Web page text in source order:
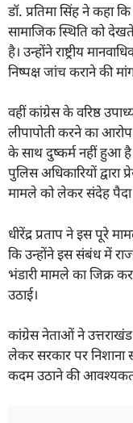
डॉ. प्रतिमा सिंह ने कहा
सामाजिक स्थिति को
है। उन्होंने राष्ट्रीय
निष्पक्ष जांच कराने की
वहीं कांग्रेस के वरिष्ठ
लीपापोती करने का आरोप
के साथ दुष्कर्म नहीं हुआ है
पुलिस अधिकारियों
मामले को लेकर संदेह पैदा
धीरेंद्र प्रताप ने इस पूरे
कि उन्होंने इस संबंध में
भंडारी मामले का जिक्र
उठाई।
कांग्रेस नेताओं ने
लेकर सरकार पर निशाना
कदम उठाने की